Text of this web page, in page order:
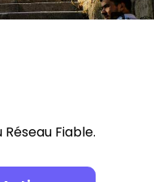
Fiable.